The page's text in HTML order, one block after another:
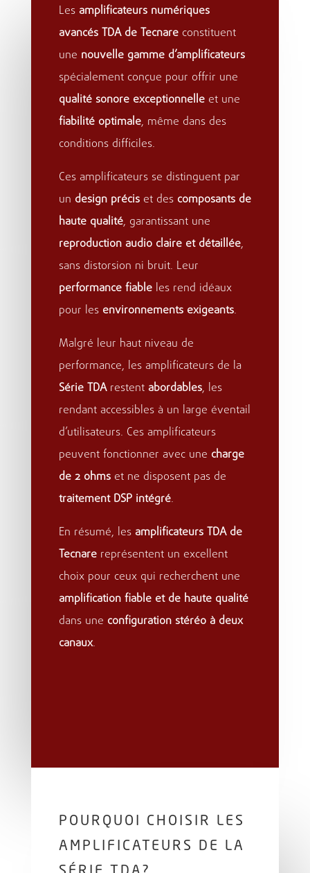
Les amplificateurs numériques
avancés TDA de Tecnareconstituent
une nouvelle gamme d’amplificateurs
spécialement conçue pour offrir une
qualité sonore exceptionnelleet une
fiabilité optimale, même dans des
conditions difficiles.
Ces amplificateurs se distinguent par
un design préciset des composants de
haute qualité, garantissant une
reproduction audio claire et détaillée,
sans distorsion ni bruit. Leur
performance fiableles rend idéaux
pour les environnements exigeants.
Malgré leur haut niveau de
performance, les amplificateurs de la
Série TDArestent abordables, les
rendant accessibles à un large éventail
d’utilisateurs. Ces amplificateurs
peuvent fonctionner avec une charge
de 2 ohmset ne disposent pas de
traitement DSP intégré.
En résumé, les amplificateurs TDA de
Tecnarereprésentent un excellent
choix pour ceux qui recherchent une
amplification fiable et de haute qualité
dans une configuration stéréo à deux
canaux.
POURQUOI CHOISIR LES
AMPLIFICATEURS DE LA